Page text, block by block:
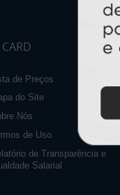
de Preços
do Site
Nós
de Uso
de Transparência e
Salarial